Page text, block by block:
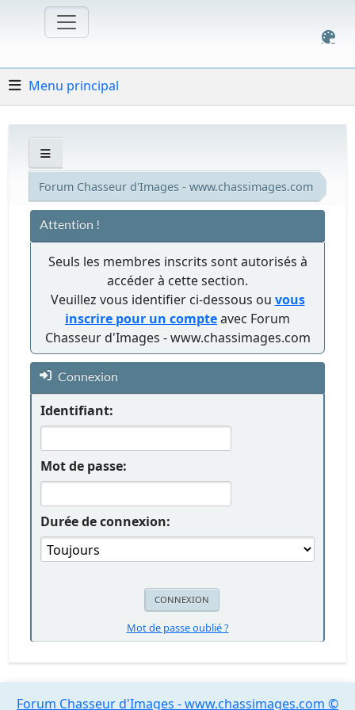
Menu principal
Forum Chasseur d'Images - www.chassimages.com
Attention !
Seuls les membres inscrits sont autorisés à
accéder à cette section.
Veuillez vous identifier ci-dessous ou vous
inscrire pour un compteavec Forum
Chasseur d'Images - www.chassimages.com
Connexion
Identifiant:
Mot de passe:
Durée de connexion:
Mot de passe oublié ?
Forum Chasseur d'Images - www.chassimages.com ©